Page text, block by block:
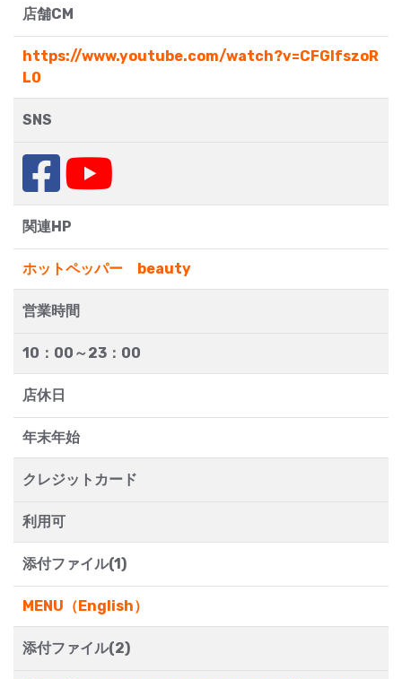
店舗CM
https://www.youtube.com/watch?v=CFGIfszoR
L0
SNS
関連HP
ホットペッパー beauty
営業時間
10：00～23：00
店休日
年末年始
クレジットカード
利用可
添付ファイル(1)
MENU（English）
添付ファイル(2)